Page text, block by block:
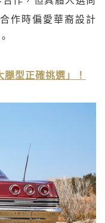
作時偏愛華裔設計
型正確挑選」！